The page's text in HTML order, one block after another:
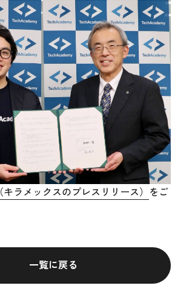
（キラメックスのプレスリリース） をご
一覧に戻る